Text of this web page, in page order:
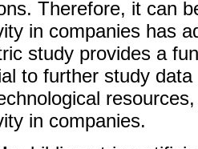
Therefore, it can
in companies has
study provides a
to further study
in companies.